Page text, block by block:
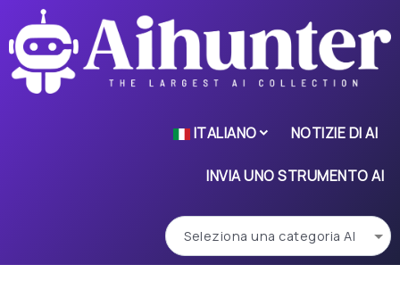
ITALIANO NOTIZIE DI AI
INVIA UNO STRUMENTO AI